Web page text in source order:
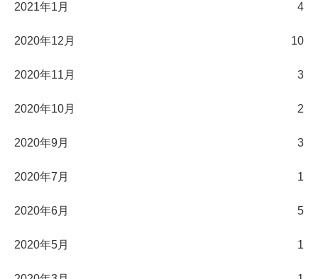
2021年1月 4
2020年12月 10
2020年11月 3
2020年10月 2
2020年9月 3
2020年7月 1
2020年6月 5
2020年5月 1